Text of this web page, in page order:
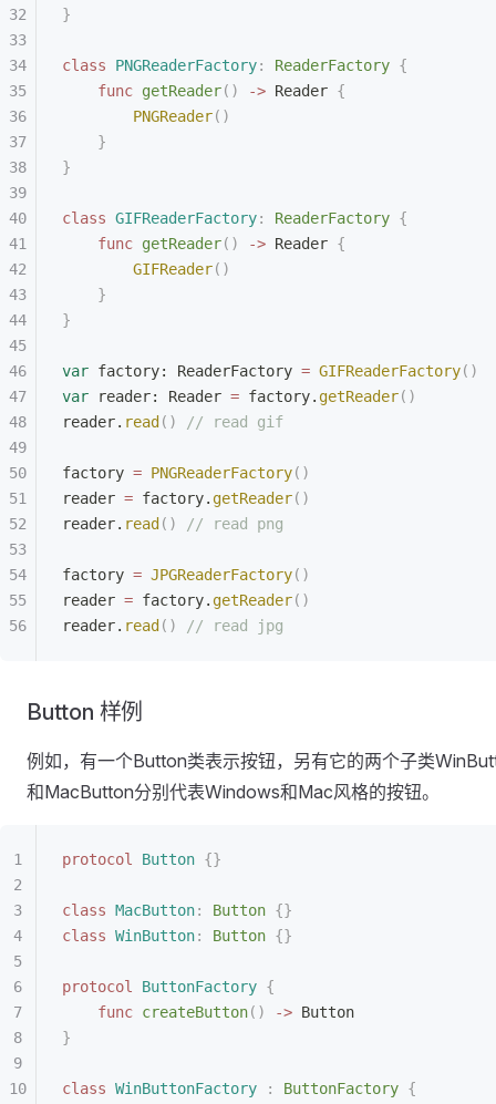
}
class PNGReaderFactory: ReaderFactory {
    func
getReader() -> Reader {
        PNGReader
()
    }
}
class GIFReaderFactory: ReaderFactory {
    func
getReader() -> Reader {
        GIFReader
()
    }
}
var factory: ReaderFactory = GIFReaderFactory()
var reader: Reader = factory. getReader()
reader. read () // read gif
factory = PNGReaderFactory()
reader = factory. getReader()
reader. read () // read png
factory = JPGReaderFactory()
reader = factory. getReader()
reader. read () // read jpg
Button 样例
例如，有一个Button类表示按钮，另有它的两个子类
和MacButton分别代表Windows和Mac风格的按钮。
protocol Button {}
class MacButton: Button {}
class WinButton: Button {}
protocol ButtonFactory {
    func
createButton() -> Button
}
class WinButtonFactory : ButtonFactory {